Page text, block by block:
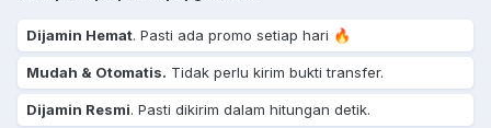
Dijamin Hemat. Pasti ada promo setiap hari 🔥
Mudah & Otomatis. Tidak perlu kirim bukti transfer.
Dijamin Resmi. Pasti dikirim dalam hitungan detik.